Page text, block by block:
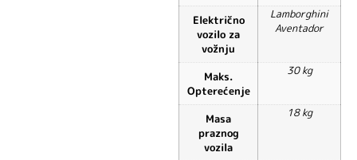
Električno
vozilo za
vožnju
Lamborghini
Aventador
Maks.
Opterećenje
30 kg
Masa
praznog
vozila
18 kg